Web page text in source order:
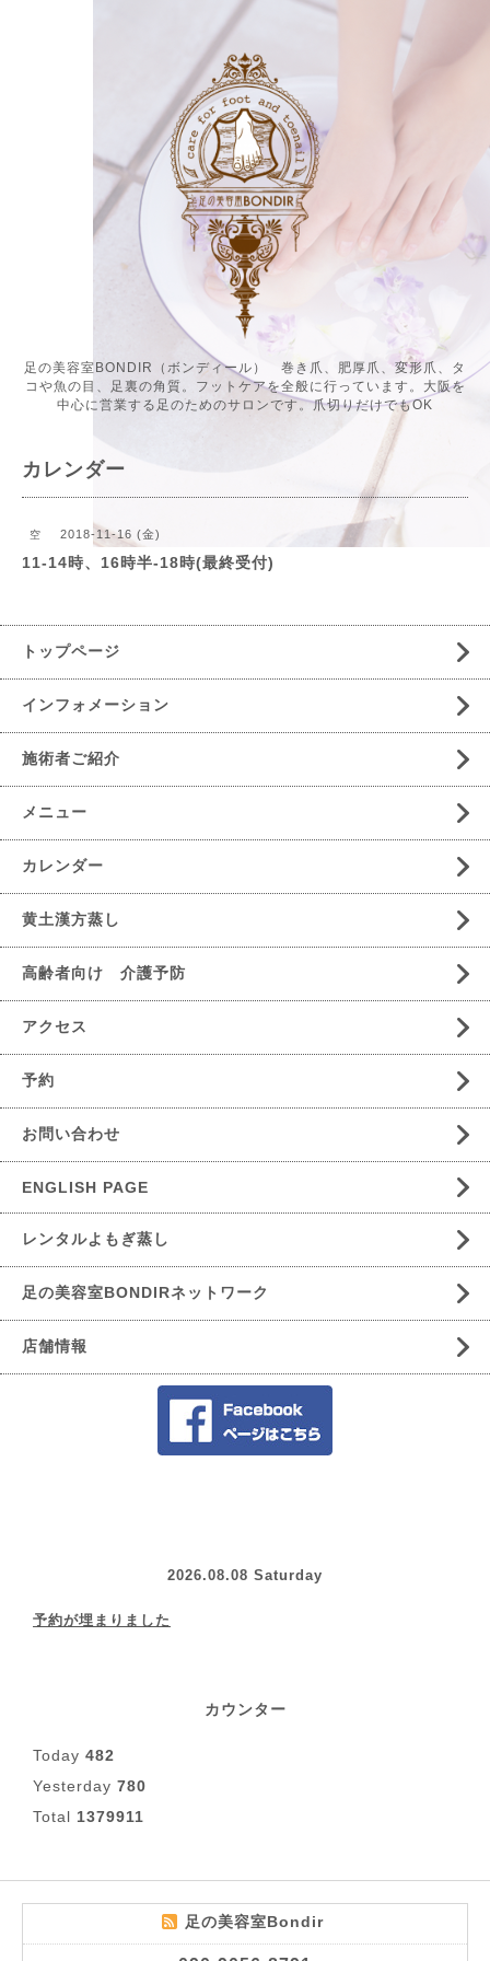
足の美容室BONDIR（ボンディール） 巻き爪、肥厚爪、変形爪、タ
コや魚の目、足裏の角質。フットケアを全般に行っています。大阪を
中心に営業する足のためのサロンです。爪切りだけでもOK
カレンダー
空 2018-11-16 (金)
11-14時、16時半-18時(最終受付)
トップページ
インフォメーション
施術者ご紹介
メニュー
カレンダー
黄土漢方蒸し
高齢者向け 介護予防
アクセス
予約
お問い合わせ
ENGLISH PAGE
レンタルよもぎ蒸し
足の美容室BONDIRネットワーク
店舗情報
2026.08.08 Saturday
予約が埋まりました
カウンター
Today 482
Yesterday 780
Total 1379911
足の美容室Bondir